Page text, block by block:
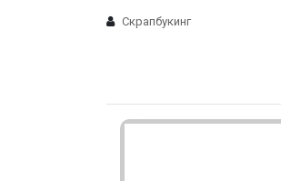
Скрапбукинг